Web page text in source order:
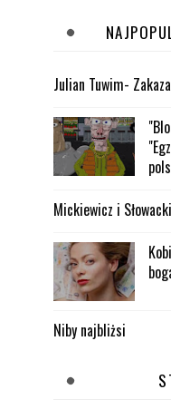
Julian Tuwim-
Mickiewicz i
Niby najbliżsi